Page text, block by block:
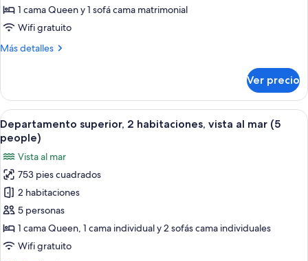
1
habitación,
al
people)
1 cama Queen y 1 sofá cama matrimonial
Wifi gratuito
Más detalles
Más
superior,
habitación,
vista
al
mar
(4
people)
Ver precio
Abrir
todas
las
fotos
de
Departamento
superior,
2
habitaciones,
Un dormitorio con cama, una mesita
11
Departamento superior, 2 habitaciones, vista al mar (5
people)
Vista al mar
753 pies cuadrados
2 habitaciones
5 personas
1 cama Queen, 1 cama individual y 2 sofás cama individuales
Wifi gratuito